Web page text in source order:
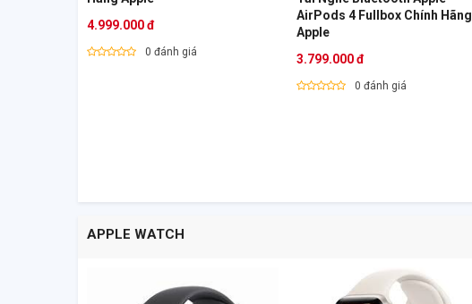
4.999.000 đ
0 đánh giá
AirPods 4 Fullbox Chính Hãng
Apple
3.799.000 đ
0 đánh giá
APPLE WATCH